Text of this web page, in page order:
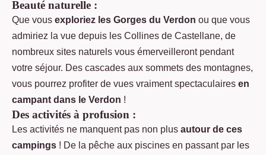
Beauté naturelle :
Que vous exploriez les Gorges du Verdon ou que vous
admiriez la vue depuis les Collines de Castellane, de
nombreux sites naturels vous émerveilleront pendant
votre séjour. Des cascades aux sommets des montagnes,
vous pourrez profiter de vues vraiment spectaculaires en
campant dans le Verdon !
Des activités à profusion :
Les activités ne manquent pas non plus autour de ces
campings ! De la pêche aux piscines en passant par les